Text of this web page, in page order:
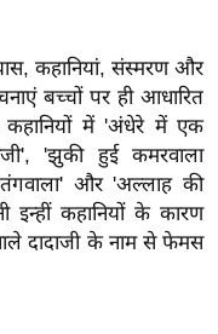
कहानियां, संस्मरण और
बच्चों पर ही आधारित
कहानियों में 'अंधेरे में एक
'झुकी हुई कमरवाला
और 'अल्लाह की
इन्हीं कहानियों के कारण
दादाजी के नाम से फेमस